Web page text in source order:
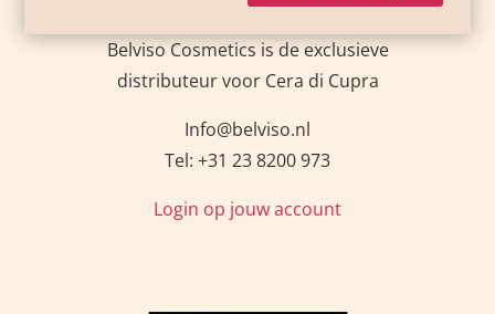
Belviso Cosmetics is de exclusieve
distributeur voor Cera di Cupra
Info@belviso.nl
Tel: +31 23 8200 973
Login op jouw account